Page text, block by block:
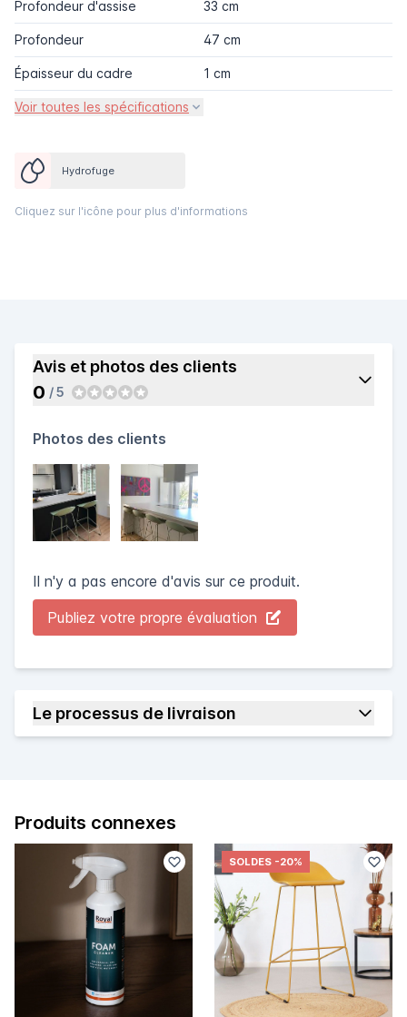
Profondeur d'assise 33 cm
Profondeur 47 cm
Épaisseur du cadre 1 cm
Voir toutes les spécifications
Hydrofuge
Cliquez sur l'icône pour plus d'informations
Avis et photos des clients
0 / 5
Photos des clients
Il n'y a pas encore d'avis sur ce produit.
Publiez votre propre évaluation
Le processus de livraison
Produits connexes
SOLDES -20%